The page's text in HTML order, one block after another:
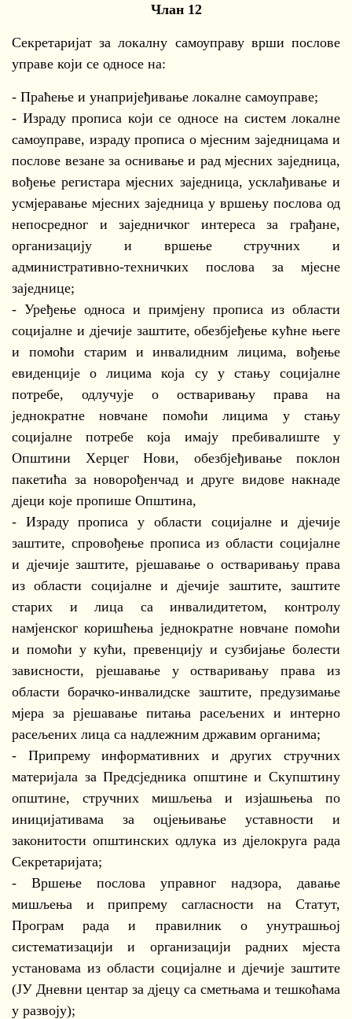
Члан 12
Секретаријат за локалну самоуправу врши послове
управе који се односе на:
- Праћење и унапријеђивање локалне самоуправе;
- Израду прописа који се односе на систем локалне
самоуправе, израду прописа о мјесним заједницама и
послове везане за оснивање и рад мјесних заједница,
вођење регистара мјесних заједница, усклађивање и
усмјеравање мјесних заједница у вршењу послова од
непосредног и заједничког интереса за грађане,
организацију и вршење стручних и
административно-техничких послова за мјесне
заједнице;
- Уређење односа и примјену прописа из области
социјалне и дјечије заштите, обезбјеђење кућне његе
и помоћи старим и инвалидним лицима, вођење
евиденције о лицима која су у стању социјалне
потребе, одлучује о остваривању права на
једнократне новчане помоћи лицима у стању
социјалне потребе која имају пребивалиште у
Општини Херцег Нови, обезбјеђивање поклон
пакетића за новорођенчад и друге видове накнаде
дјеци које пропише Општина,
- Израду прописа у области социјалне и дјечије
заштите, спровођење прописа из области социјалне
и дјечије заштите, рјешавање о остваривању права
из области социјалне и дјечије заштите, заштите
старих и лица са инвалидитетом, контролу
намјенског коришћења једнократне новчане помоћи
и помоћи у кући, превенцију и сузбијање болести
зависности, рјешавање у остваривању права из
области борачко-инвалидске заштите, предузимање
мјера за рјешавање питања расељених и интерно
расељених лица са надлежним државим органима;
- Припрему информативних и других стручних
материјала за Предсједника општине и Скупштину
општине, стручних мишљења и изјашњења по
иницијативама за оцјењивање уставности и
законитости општинских одлука из дјелокруга рада
Секретаријата;
- Вршење послова управног надзора, давање
мишљења и припрему сагласности на Статут,
Програм рада и правилник о унутрашњој
систематизацији и организацији радних мјеста
установама из области социјалне и дјечије заштите
(ЈУ Дневни центар за дјецу са сметњама и тешкоћама
у развоју);